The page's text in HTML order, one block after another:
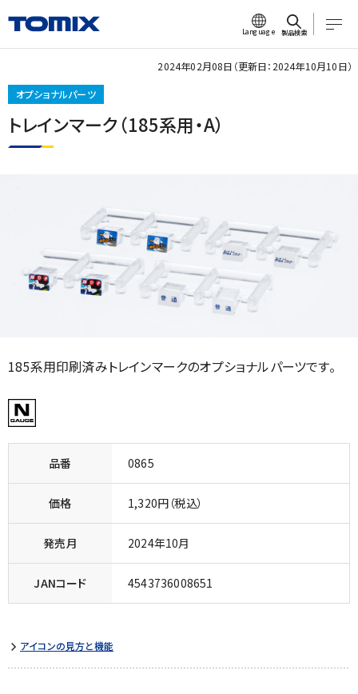
Language 製品検索
オプショナルパーツ
トレインマーク（185系用・A）
2024年02月08日（更新日：2024年10月10日）
185系用印刷済みトレインマークのオプショナルパーツです。
品番 0865
価格 1,320円（税込）
発売月 2024年10月
JANコード 4543736008651
アイコンの見方と機能